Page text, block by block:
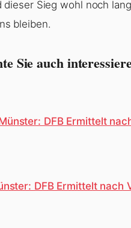
Sieg wohl noch
bleiben.
Sie auch
DFB Ermittelt nach